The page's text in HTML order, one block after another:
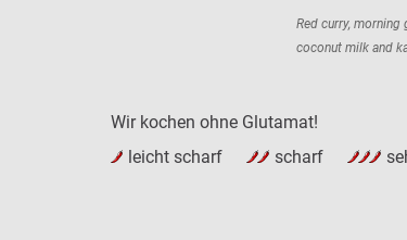
Red curry, morning
coconut milk and
Wir kochen ohne Glutamat!
leicht scharf
scharf